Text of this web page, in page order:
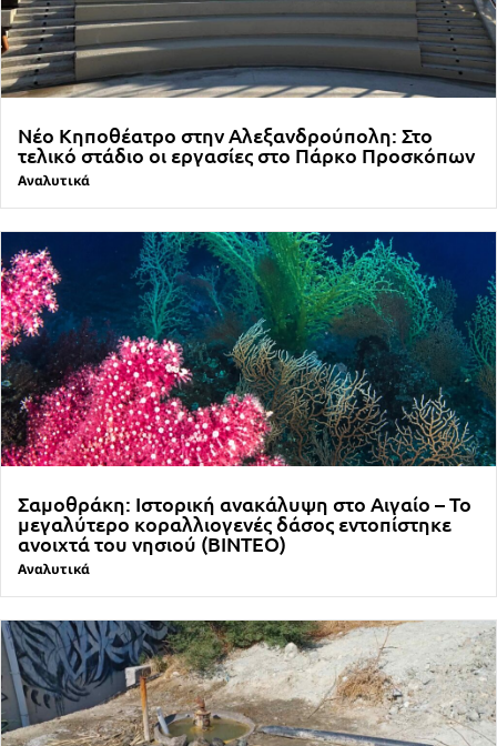
Νέο Κηποθέατρο στην Αλεξανδρούπολη: Στο
τελικό στάδιο οι εργασίες στο Πάρκο Προσκόπων
Αναλυτικά
Σαμοθράκη: Ιστορική ανακάλυψη στο Αιγαίο – Το
μεγαλύτερο κοραλλιογενές δάσος εντοπίστηκε
ανοιχτά του νησιού (ΒΙΝΤΕΟ)
Αναλυτικά